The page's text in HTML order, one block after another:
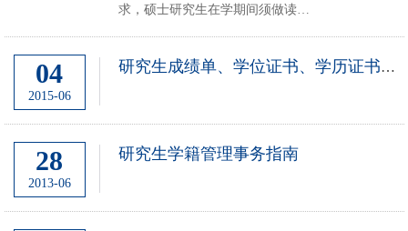
推进...
求，硕士研究生在学期间须做读书
（学术）报告4次，其中至少公开
在学科或学院的学术论坛做读书
04
2015-06
研究生成绩单、学位证书、学历证书、荣誉证书等中英文证明材料办理指南
28
2013-06
研究生学籍管理事务指南